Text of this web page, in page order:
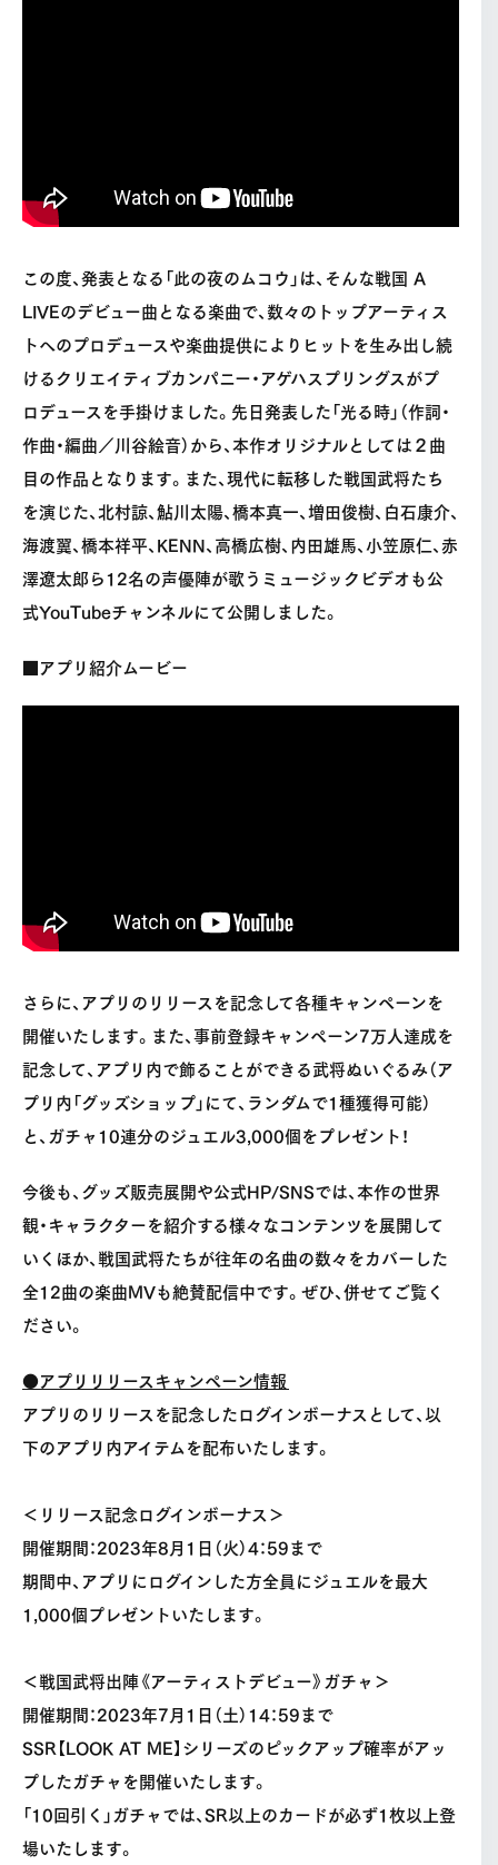
この度、発表となる「此の夜のムコウ」は、そんな戦国 A
LIVEのデビュー曲となる楽曲で、数々のトップアーティス
トへのプロデュースや楽曲提供によりヒットを生み出し続
けるクリエイティブカンパニー・アゲハスプリングスがプ
ロデュースを手掛けました。先日発表した「光る時」（作詞・
作曲・編曲／川谷絵音）から、本作オリジナルとしては２曲
目の作品となります。また、現代に転移した戦国武将たち
を演じた、北村諒、鮎川太陽、橋本真一、増田俊樹、白石康介、
海渡翼、橋本祥平、KENN、高橋広樹、内田雄馬、小笠原仁、赤
澤遼太郎ら12名の声優陣が歌うミュージックビデオも公
式YouTubeチャンネルにて公開しました。
■アプリ紹介ムービー
さらに、アプリのリリースを記念して各種キャンペーンを
開催いたします。また、事前登録キャンペーン7万人達成を
記念して、アプリ内で飾ることができる武将ぬいぐるみ（ア
プリ内「グッズショップ」にて、ランダムで1種獲得可能）
と、ガチャ10連分のジュエル3,000個をプレゼント！
今後も、グッズ販売展開や公式HP/SNSでは、本作の世界
観・キャラクターを紹介する様々なコンテンツを展開して
いくほか、戦国武将たちが往年の名曲の数々をカバーした
全12曲の楽曲MVも絶賛配信中です。ぜひ、併せてご覧く
ださい。
●アプリリリースキャンペーン情報
アプリのリリースを記念したログインボーナスとして、以
下のアプリ内アイテムを配布いたします。
＜リリース記念ログインボーナス＞
開催期間：2023年8月1日（火）4：59まで
期間中、アプリにログインした方全員にジュエルを最大
1,000個プレゼントいたします。
＜戦国武将出陣《アーティストデビュー》ガチャ＞
開催期間：2023年7月1日（土）14：59まで
SSR【LOOK AT ME】シリーズのピックアップ確率がアッ
プしたガチャを開催いたします。
「10回引く」ガチャでは、SR以上のカードが必ず1枚以上登
場いたします。